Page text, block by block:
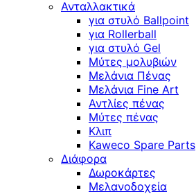
Ανταλλακτικά
για στυλό Ballpoint
για Rollerball
για στυλό Gel
Μύτες μολυβιών
Μελάνια Πένας
Μελάνια Fine Art
Αντλίες πένας
Μύτες πένας
Κλιπ
Kaweco Spare Parts
Διάφορα
Δωροκάρτες
Μελανοδοχεία